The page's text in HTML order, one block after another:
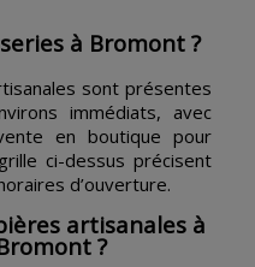
à Bromont ?
sont présentes
immédiats, avec
en boutique pour
ci-dessus précisent
d’ouverture.
artisanales à
?